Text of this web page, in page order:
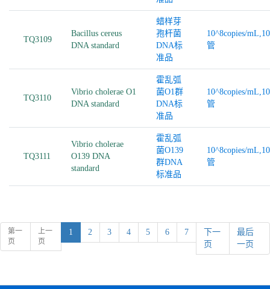
TQ3109
Bacillus cereus
DNA standard
蜡样芽
孢杆菌
DNA标
准品
10^8copies/
管
TQ3110
Vibrio cholerae O1
DNA standard
霍乱弧
菌O1群
DNA标
准品
10^8copies/
管
TQ3111
Vibrio cholerae
O139 DNA
standard
霍乱弧
菌O139
群DNA
标准品
10^8copies/
管
第一
页
上一
页
1 2 3 4 5 6 7
下一
页
最后
一页